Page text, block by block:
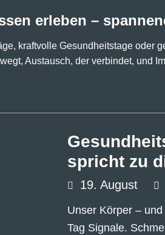
erleben –
kraftvolle Gesundheitstage oder
Austausch, der verbindet, und
spricht zu
19. August
Unser Körper –
Tag Signale.